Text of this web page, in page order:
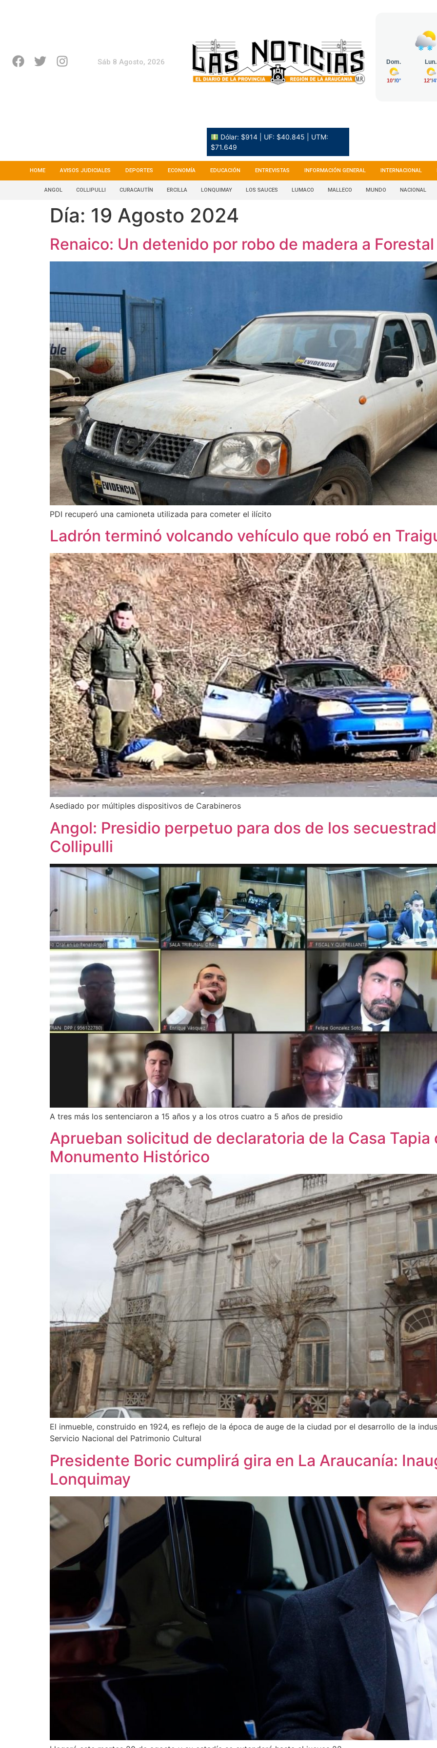
Sáb 8 Agosto, 2026
Dólar: $914 | UF: $40.845 | UTM:
$71.649
HOME AVISOS JUDICIALES DEPORTES ECONOMÍA EDUCACIÓN ENTREVISTAS INFORMACIÓN GENERAL INTERNACIONAL
ANGOL COLLIPULLI CURACAUTÍN ERCILLA LONQUIMAY LOS SAUCES LUMACO MALLECO MUNDO NACIONAL
Día: 19 Agosto 2024
Renaico: Un detenido por robo de madera a
PDI recuperó una camioneta utilizada para cometer el ilícito
Ladrón terminó volcando vehículo que robó en
Asediado por múltiples dispositivos de Carabineros
Angol: Presidio perpetuo para dos de los
Collipulli
A tres más los sentenciaron a 15 años y a los otros cuatro a 5 años de presidio
Aprueban solicitud de declaratoria de la Casa Tapia
Monumento Histórico
El inmueble, construido en 1924, es reflejo de la época de auge de la ciudad por el desarrollo de la
Servicio Nacional del Patrimonio Cultural
Presidente Boric cumplirá gira en La Araucanía:
Lonquimay